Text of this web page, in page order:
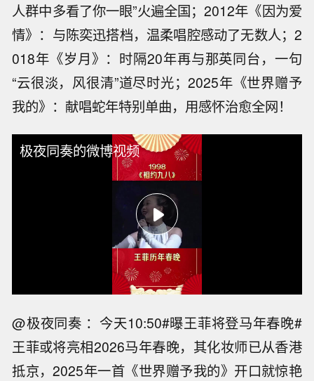
人群中多看了你一眼”火遍全国；2012年《因为爱
情》：与陈奕迅搭档，温柔唱腔感动了无数人；2
018年《岁月》：时隔20年再与那英同台，一句
“云很淡，风很清”道尽时光；2025年《世界赠予
我的》：献唱蛇年特别单曲，用感怀治愈全网！
极夜同奏的微博视频
@极夜同奏 ：今天10:50#曝王菲将登马年春晚#
王菲或将亮相2026马年春晚，其化妆师已从香港
抵京，2025年一首《世界赠予我的》开口就惊艳